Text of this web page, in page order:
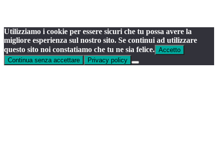
Utilizziamo i cookie per essere sicuri che tu possa avere la
migliore esperienza sul nostro sito. Se continui ad utilizzare
questo sito noi constatiamo che tu ne sia felice. Accetto
Continua senza accettare
Privacy policy